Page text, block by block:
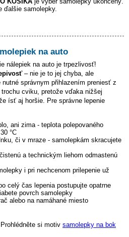
ďalšie samolepky.
na auto
nálepiek na auto je trpezlivosť!
– nie je to jej chyba, ale
správnym přihlazením preniesť z
cviku, pretože vďaka nižšej
ísť aj horšie. Pre správne lepenie
ani zima - teplota polepovaného
°C
či v mraze - samolepkám skracujete
a technickým liehom odmastenú
i pri nechcenom prilepenie už
celý čas lepenia postupujte opatrne
povrch samolepky
alebo na namáhané miesto
si motiv samolepky na bok